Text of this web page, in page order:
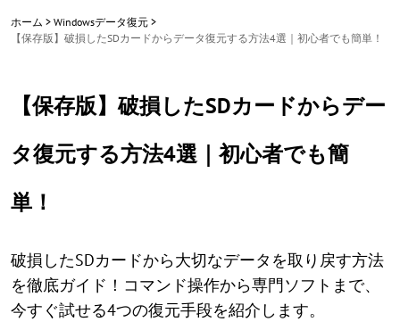
ホーム > Windowsデータ復元 >
【保存版】破損したSDカードからデータ復元する方法4選｜初心者でも簡単！
【保存版】破損したSDカードからデー
タ復元する方法4選｜初心者でも簡
単！
破損したSDカードから大切なデータを取り戻す方法
を徹底ガイド！コマンド操作から専門ソフトまで、
今すぐ試せる4つの復元手段を紹介します。